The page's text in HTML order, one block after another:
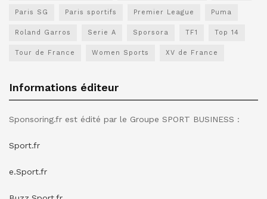
Paris SG Paris sportifs Premier League Puma
Roland Garros Serie A Sporsora TF1 Top 14
Tour de France Women Sports XV de France
Informations éditeur
Sponsoring.fr est édité par le Groupe SPORT BUSINESS :
Sport.fr
e.Sport.fr